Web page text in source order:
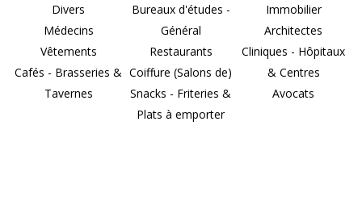
Divers
Médecins
Vêtements
Cafés - Brasseries &
Tavernes
Bureaux d'études -
Général
Restaurants
Coiffure (Salons de)
Snacks - Friteries &
Plats à emporter
Immobilier
Architectes
Cliniques - Hôpitaux
& Centres
Avocats